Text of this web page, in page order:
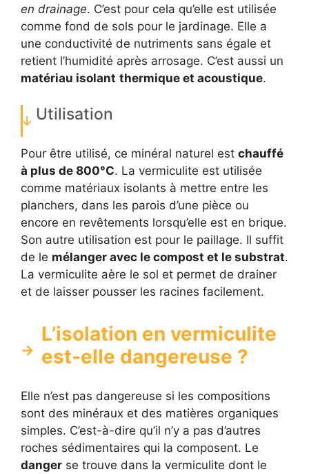
en drainage. C’est pour cela qu’elle est utilisée
comme fond de sols pour le jardinage. Elle a
une conductivité de nutriments sans égale et
retient l’humidité après arrosage. C’est aussi un
matériau isolant thermique et acoustique.
Utilisation
Pour être utilisé, ce minéral naturel est chauffé
à plus de 800°C. La vermiculite est utilisée
comme matériaux isolants à mettre entre les
planchers, dans les parois d’une pièce ou
encore en revêtements lorsqu’elle est en brique.
Son autre utilisation est pour le paillage. Il suffit
de le mélanger avec le compost et le substrat.
La vermiculite aère le sol et permet de drainer
et de laisser pousser les racines facilement.
L’isolation en vermiculite
est-elle dangereuse ?
Elle n’est pas dangereuse si les compositions
sont des minéraux et des matières organiques
simples. C’est-à-dire qu’il n’y a pas d’autres
roches sédimentaires qui la composent. Le
danger se trouve dans la vermiculite dont le